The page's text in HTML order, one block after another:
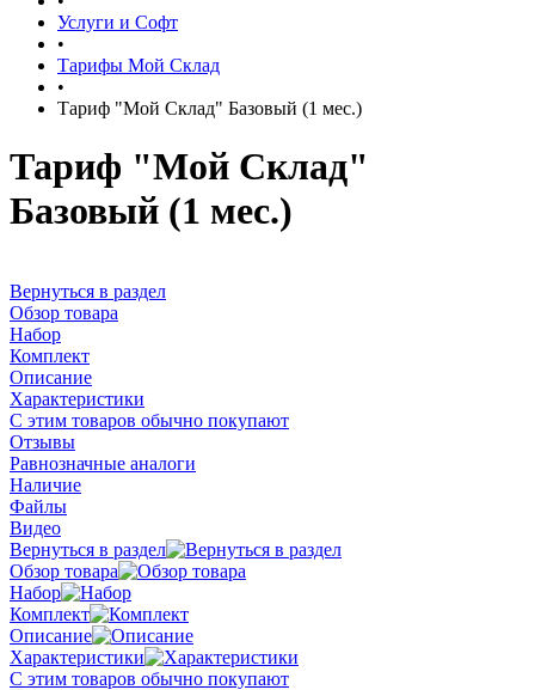
Услуги и Софт
•
Тарифы Мой Склад
•
Тариф "Мой Склад" Базовый (1 мес.)
Тариф "Мой Склад"
Базовый (1 мес.)
Вернуться в раздел
Обзор товара
Набор
Комплект
Описание
Характеристики
С этим товаров обычно покупают
Отзывы
Равнозначные аналоги
Наличие
Файлы
Видео
Вернуться в раздел
Обзор товара
Набор
Комплект
Описание
Характеристики
С этим товаров обычно покупают